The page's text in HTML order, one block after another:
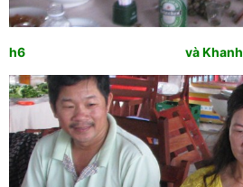
h6 và Khanh